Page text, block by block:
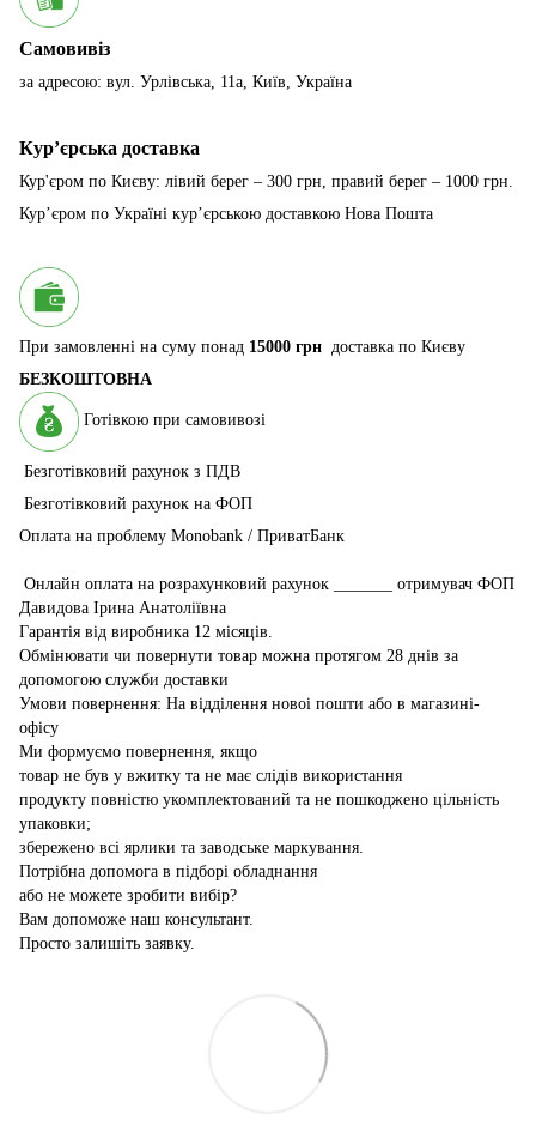
Самовивіз
за адресою: вул. Урлівська, 11а, Київ, Україна
Курʼєрська доставка
Кур'єром по Києву: лівий берег – 300 грн, правий берег – 1000 грн.
Курʼєром по Україні курʼєрською доставкою Нова Пошта
При замовленні на суму понад 15000 грн доставка по Києву
БЕЗКОШТОВНА
Готівкою при самовивозі
Безготівковий рахунок з ПДВ
Безготівковий рахунок на ФОП
Оплата на проблему Monobank / ПриватБанк
Онлайн оплата на розрахунковий рахунок _______ отримувач ФОП
Давидова Ірина Анатоліївна
Гарантія від виробника 12 місяців.
Обмінювати чи повернути товар можна протягом 28 днів за
допомогою служби доставки
Умови повернення: На відділення новоі пошти або в магазині-
офісу
Ми формуємо повернення, якщо
товар не був у вжитку та не має слідів використання
продукту повністю укомплектований та не пошкоджено цільність
упаковки;
збережено всі ярлики та заводське маркування.
Потрібна допомога в підборі обладнання
або не можете зробити вибір?
Вам допоможе наш консультант.
Просто залишіть заявку.